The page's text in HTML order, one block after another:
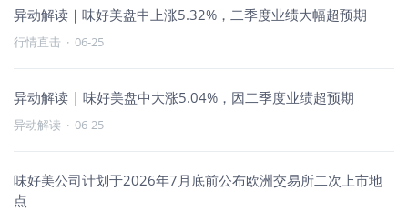
异动解读｜味好美盘中上涨5.32%，二季度业绩大幅超预期
行情直击 · 06-25
异动解读 | 味好美盘中大涨5.04%，因二季度业绩超预期
异动解读 · 06-25
味好美公司计划于2026年7月底前公布欧洲交易所二次上市地
点